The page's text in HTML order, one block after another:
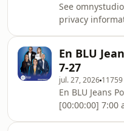
See
privacy
En BLU
7-27
jul. 27, 2026 11759
En BLU Jeans
[00:00:00] 7:00